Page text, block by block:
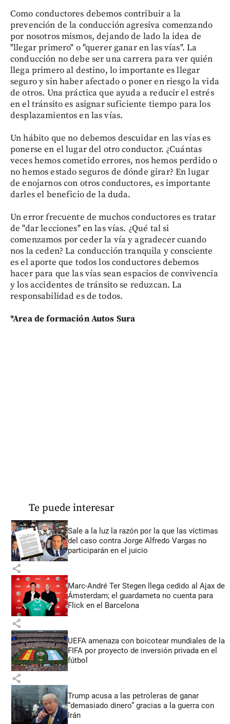
Como conductores debemos contribuir a la
prevención de la conducción agresiva comenzando
por nosotros mismos, dejando de lado la idea de
"llegar primero" o "querer ganar en las vías". La
conducción no debe ser una carrera para ver quién
llega primero al destino, lo importante es llegar
seguro y sin haber afectado o poner en riesgo la vida
de otros. Una práctica que ayuda a reducir el estrés
en el tránsito es asignar suficiente tiempo para los
desplazamientos en las vías.
Un hábito que no debemos descuidar en las vías es
ponerse en el lugar del otro conductor. ¿Cuántas
veces hemos cometido errores, nos hemos perdido o
no hemos estado seguros de dónde girar? En lugar
de enojarnos con otros conductores, es importante
darles el beneficio de la duda.
Un error frecuente de muchos conductores es tratar
de "dar lecciones" en las vías. ¿Qué tal si
comenzamos por ceder la vía y agradecer cuando
nos la ceden? La conducción tranquila y consciente
es el aporte que todos los conductores debemos
hacer para que las vías sean espacios de convivencia
y los accidentes de tránsito se reduzcan. La
responsabilidad es de todos.
*Area de formación Autos Sura
Te puede interesar
Sale a la luz la razón por la que las víctimas
del caso contra Jorge Alfredo Vargas no
participarán en el juicio
share
Marc-André Ter Stegen llega cedido al Ajax de
Ámsterdam; el guardameta no cuenta para
Flick en el Barcelona
share
UEFA amenaza con boicotear mundiales de la
FIFA por proyecto de inversión privada en el
fútbol
share
Trump acusa a las petroleras de ganar
“demasiado dinero” gracias a la guerra con
Irán